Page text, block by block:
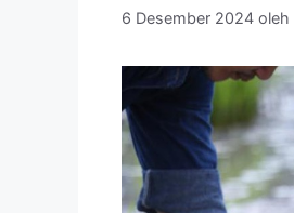
6 Desember 2024 oleh